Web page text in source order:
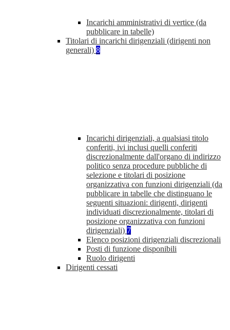
Incarichi amministrativi di vertice (da
pubblicare in tabelle)
Titolari di incarichi dirigenziali (dirigenti non
generali) 8
Incarichi dirigenziali, a qualsiasi titolo
conferiti, ivi inclusi quelli conferiti
discrezionalmente dall'organo di indirizzo
politico senza procedure pubbliche di
selezione e titolari di posizione
organizzativa con funzioni dirigenziali (da
pubblicare in tabelle che distinguano le
seguenti situazioni: dirigenti, dirigenti
individuati discrezionalmente, titolari di
posizione organizzativa con funzioni
dirigenziali) 7
Elenco posizioni dirigenziali discrezionali
Posti di funzione disponibili
Ruolo dirigenti
Dirigenti cessati